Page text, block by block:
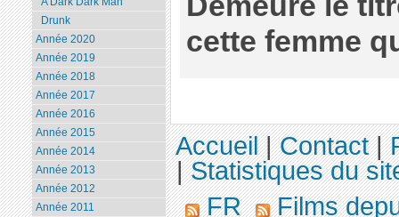
cette femme
Drunk
Année 2020
Année 2019
Année 2018
Année 2017
Année 2016
Année 2015
Année 2014
Année 2013
Année 2012
Année 2011
Accueil|Contact|
|Statistiques du
FR
Films